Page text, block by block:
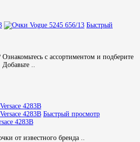
Быстрый
с ассортиментом и подберите
..
Быстрый просмотр
4283B
от известного бренда ..